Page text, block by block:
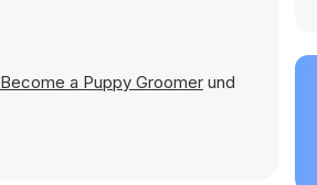
Become a Puppy Groomer und